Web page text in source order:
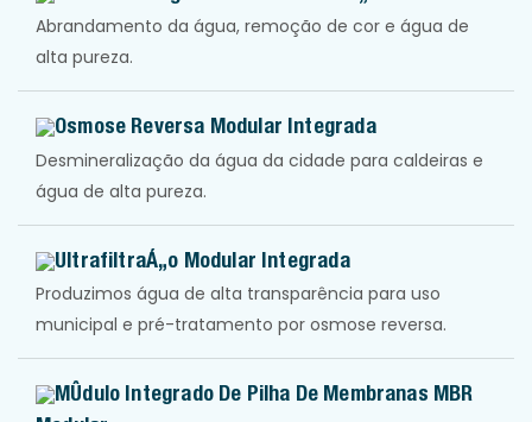
Abrandamento da água, remoção de cor e água de
alta pureza.
Osmose Reversa Modular Integrada
Desmineralização da água da cidade para caldeiras e
água de alta pureza.
Ultrafiltração Modular Integrada
Produzimos água de alta transparência para uso
municipal e pré-tratamento por osmose reversa.
Módulo Integrado De Pilha De Membranas MBR